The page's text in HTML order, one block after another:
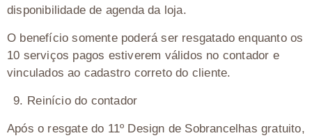
disponibilidade de agenda da loja.
O benefício somente poderá ser resgatado enquanto os
10 serviços pagos estiverem válidos no contador e
vinculados ao cadastro correto do cliente.
9.⁠ ⁠Reinício do contador
Após o resgate do 11º Design de Sobrancelhas gratuito,